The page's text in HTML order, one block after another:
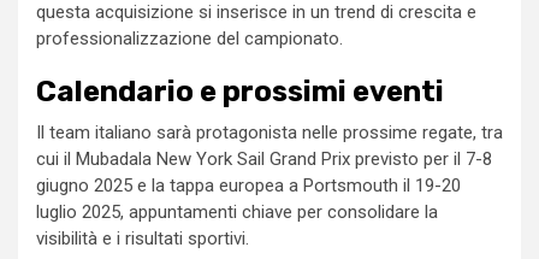
questa acquisizione si inserisce in un trend di crescita e
professionalizzazione del campionato.
Calendario e prossimi eventi
Il team italiano sarà protagonista nelle prossime regate, tra
cui il Mubadala New York Sail Grand Prix previsto per il 7-8
giugno 2025 e la tappa europea a Portsmouth il 19-20
luglio 2025, appuntamenti chiave per consolidare la
visibilità e i risultati sportivi.